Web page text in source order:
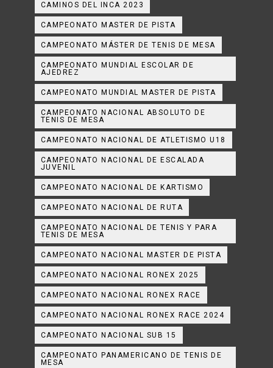
CAMINOS DEL INCA 2023
CAMPEONATO MASTER DE PISTA
CAMPEONATO MÁSTER DE TENIS DE MESA
CAMPEONATO MUNDIAL ESCOLAR DE
AJEDREZ
CAMPEONATO MUNDIAL MASTER DE PISTA
CAMPEONATO NACIONAL ABSOLUTO DE
TENIS DE MESA
CAMPEONATO NACIONAL DE ATLETISMO U18
CAMPEONATO NACIONAL DE ESCALADA
JUVENIL
CAMPEONATO NACIONAL DE KARTISMO
CAMPEONATO NACIONAL DE RUTA
CAMPEONATO NACIONAL DE TENIS Y PARA
TENIS DE MESA
CAMPEONATO NACIONAL MASTER DE PISTA
CAMPEONATO NACIONAL RONEX 2025
CAMPEONATO NACIONAL RONEX RACE
CAMPEONATO NACIONAL RONEX RACE 2024
CAMPEONATO NACIONAL SUB 15
CAMPEONATO PANAMERICANO DE TENIS DE
MESA